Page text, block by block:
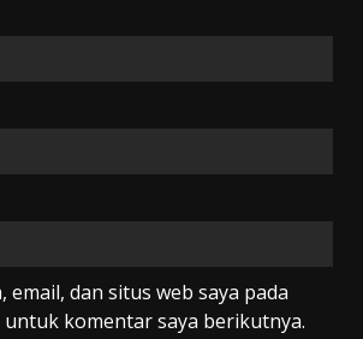
email, dan situs web saya pada
komentar saya berikutnya.